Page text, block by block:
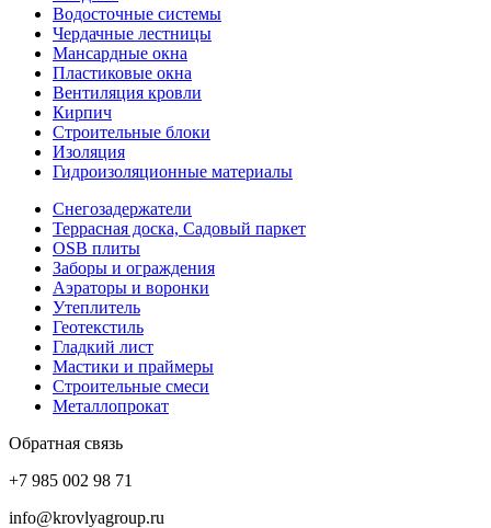
Водосточные системы
Чердачные лестницы
Мансардные окна
Пластиковые окна
Вентиляция кровли
Кирпич
Строительные блоки
Изоляция
Гидроизоляционные материалы
Снегозадержатели
Террасная доска, Садовый паркет
OSB плиты
Заборы и ограждения
Аэраторы и воронки
Утеплитель
Геотекстиль
Гладкий лист
Мастики и праймеры
Строительные смеси
Металлопрокат
Обратная связь
+7 985 002 98 71
info@krovlyagroup.ru